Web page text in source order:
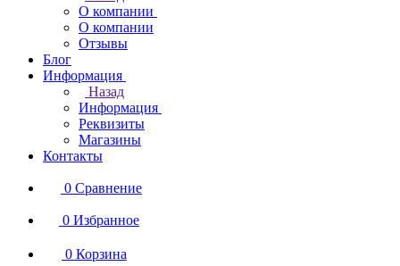
О компании
О компании
Отзывы
Блог
Информация
Назад
Информация
Реквизиты
Магазины
Контакты
0 Сравнение
0 Избранное
0 Корзина